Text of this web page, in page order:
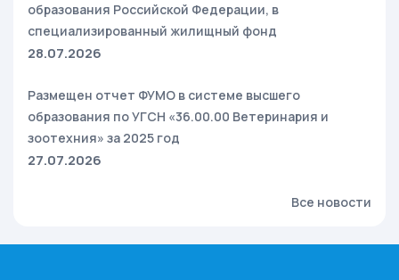
образования Российской Федерации, в
специализированный жилищный фонд
28.07.2026
Размещен отчет ФУМО в системе высшего
образования по УГСН «36.00.00 Ветеринария и
зоотехния» за 2025 год
27.07.2026
Все новости